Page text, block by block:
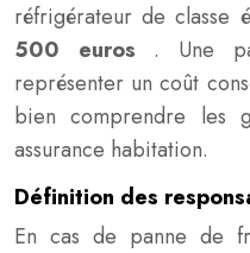
réfrigérateur de classe
500 euros . Une
représenter un coût
bien comprendre les
assurance habitation.
Définition des
En cas de panne de